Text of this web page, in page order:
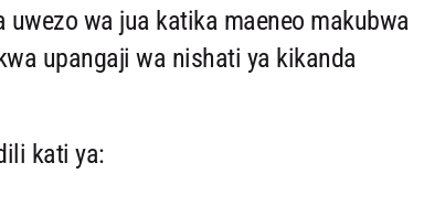
wa jua katika maeneo makubwa
upangaji wa nishati ya kikanda
kati ya: